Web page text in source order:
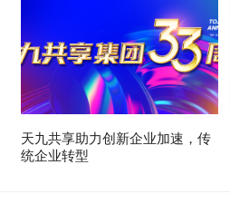
天九共享助力创新企业加速，传
统企业转型